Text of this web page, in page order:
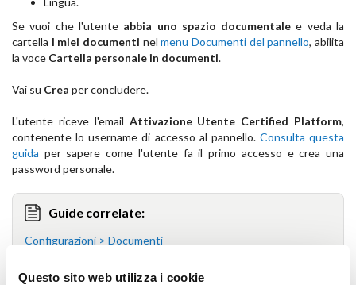
Questo sito web utilizza i cookie
Se vuoi che l'utente abbia uno spazio documentale e veda la
cartella I miei documenti nelmenu Documenti del pannello, abilita
la voce Cartella personale in documenti.
Vai su Crea per concludere.
L'utente riceve l'email Attivazione Utente Certified Platform,
contenente lo username di accesso al pannello. Consulta questa
guida per sapere come l'utente fa il primo accesso e crea una
password personale.
Guide correlate:
Configurazioni > Documenti